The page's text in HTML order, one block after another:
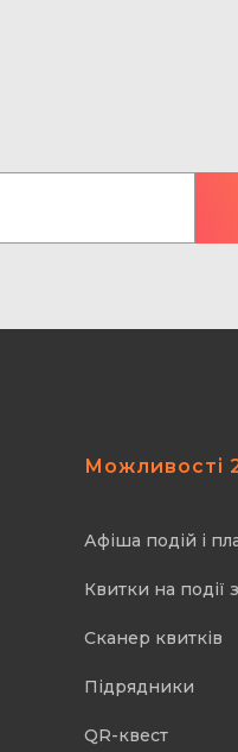
Можливості
Афіша подій і
Квитки на події
Cканер квитків
Підрядники
QR-квест